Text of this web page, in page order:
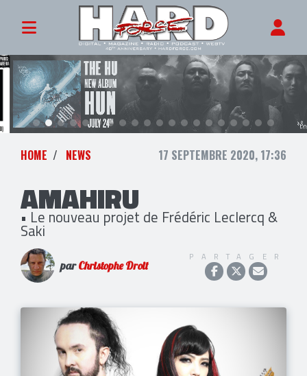
HOME NEWS 17 SEPTEMBRE 2020, 17:36
AMAHIRU
• Le nouveau projet de Frédéric Leclercq &
Saki
parChristophe Droit
PARTAGER